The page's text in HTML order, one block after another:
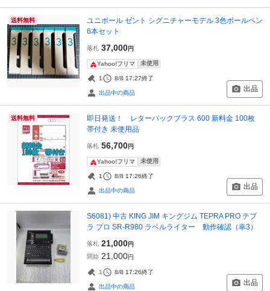
送料無料
ユニボール ゼント シグニチャーモデル 3色ボールペン
6本セット
落札 37,000円
Yahoo!フリマ 未使用
1 8/8 17:27終了
出品中の商品 出品
送料無料
即日発送！ レターパックプラス 600 新料金 100枚
帯付き 未使用品
落札 56,700円
Yahoo!フリマ 未使用
1 8/8 17:26終了
出品中の商品 出品
S6081) 中古 KING JIM キングジム TEPRA PRO テプ
ラ プロ SR-R980 ラベルライター 動作確認（幸3）
落札 21,000円
開始 21,000円
1 8/8 17:26終了
出品中の商品 出品